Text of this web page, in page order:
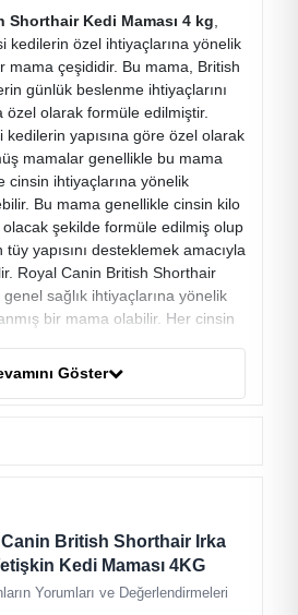
Shorthair Kedi Maması 4 kg
kedilerin özel ihtiyaçlarına yönelik
mama çeşididir. Bu mama, British
günlük beslenme ihtiyaçlarını
özel olarak formüle edilmiştir.
yapısına göre özel olarak
mamalar genellikle bu mama
cinsin ihtiyaçlarına yönelik
Bu mama genellikle cinsin kilo
olacak şekilde formüle edilmiş olup
yapısını desteklemek amacıyla
Royal Canin British Shorthair
sağlık ihtiyaçlarına yönelik
bir mama olabilir. Her cinsin
olarak tasarlanmıştır.
Hayvanları Eti
Göster
British Shorthair Irka
Kedi Maması 4KG
Yorumları ve Değerlendirmeleri